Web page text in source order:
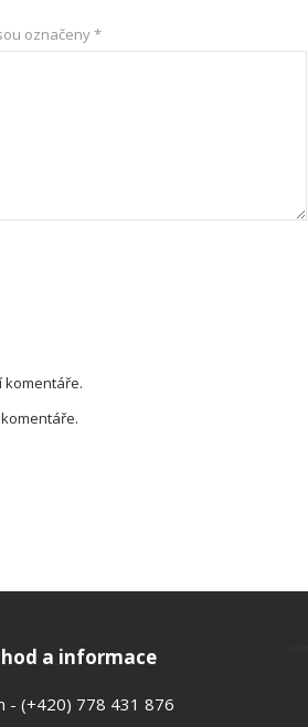
označeny*
komentáře.
a informace
- (+420) 778 431 876